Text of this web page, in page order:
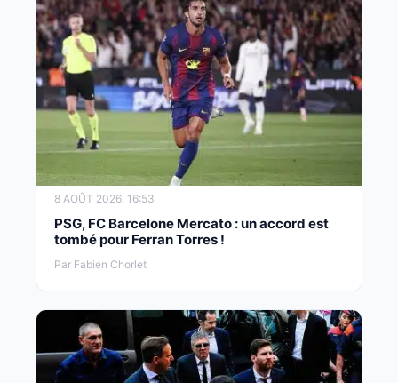
8 AOÛT 2026, 16:53
PSG, FC Barcelone Mercato : un accord est
tombé pour Ferran Torres !
Par Fabien Chorlet